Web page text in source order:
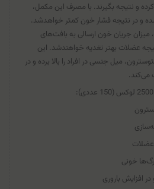
کرده و نتیجه بگیرند. با مصرف این مکمل،
و در نتیجه فشار خون کمتر خواهدشد.
جریان خون ارسالی به بافت‌های
عضلات بهتر تغدیه خواهندشد. این
میل جنسی در افراد را بالا برده و در
می‌کند.
خونی
افزایش باروری